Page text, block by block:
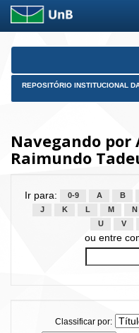
Skip
REPOSITÓRIO INSTITUCIONAL
Navegando por
Raimundo
Ir para: 0-9 A B
J
K L M N
U
V
ou entre
Classificar por: